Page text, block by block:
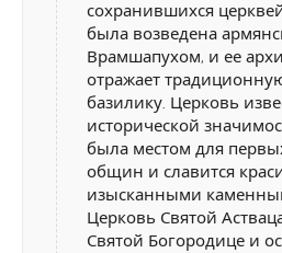
сохранившихся
была возведена
Врамшапухом, и ее
отражает
базилику. Церковь
исторической
была местом для
общин и славится
изысканными
Церковь Святой
Святой Богородице и